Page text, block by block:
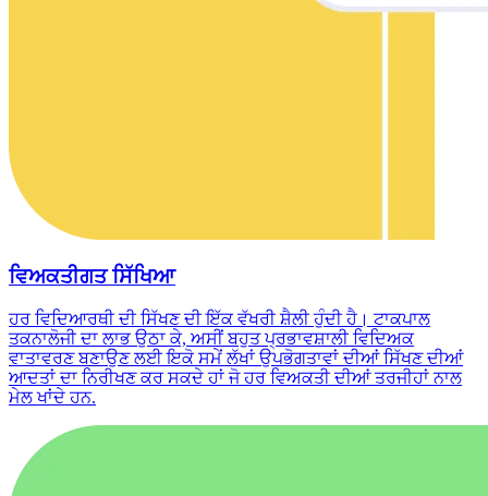
ਵਿਅਕਤੀਗਤ ਸਿੱਖਿਆ
ਹਰ ਵਿਦਿਆਰਥੀ ਦੀ ਸਿੱਖਣ ਦੀ ਇੱਕ ਵੱਖਰੀ ਸ਼ੈਲੀ ਹੁੰਦੀ ਹੈ। ਟਾਕਪਾਲ
ਤਕਨਾਲੋਜੀ ਦਾ ਲਾਭ ਉਠਾ ਕੇ, ਅਸੀਂ ਬਹੁਤ ਪ੍ਰਭਾਵਸ਼ਾਲੀ ਵਿਦਿਅਕ
ਵਾਤਾਵਰਣ ਬਣਾਉਣ ਲਈ ਇਕੋ ਸਮੇਂ ਲੱਖਾਂ ਉਪਭੋਗਤਾਵਾਂ ਦੀਆਂ ਸਿੱਖਣ ਦੀਆਂ
ਆਦਤਾਂ ਦਾ ਨਿਰੀਖਣ ਕਰ ਸਕਦੇ ਹਾਂ ਜੋ ਹਰ ਵਿਅਕਤੀ ਦੀਆਂ ਤਰਜੀਹਾਂ ਨਾਲ
ਮੇਲ ਖਾਂਦੇ ਹਨ.